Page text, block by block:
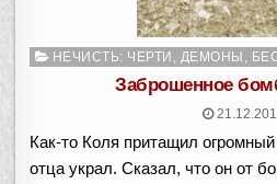
Опубликовано
НЕЧИСТЬ: ЧЕРТИ, ДЕМОНЫ,
Заброшенное
Как-то Коля притащил
отца украл. Сказал, что он от